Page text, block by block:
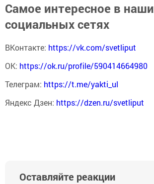
Самое интересное в
социальных сетях
ВКонтакте: https://vk.com/svetliput
ОК: https://ok.ru/profile/590414664980
Телеграм: https://t.me/yakti_ul
Яндекс Дзен: https://dzen.ru/svetliput
Оставляйте реакции